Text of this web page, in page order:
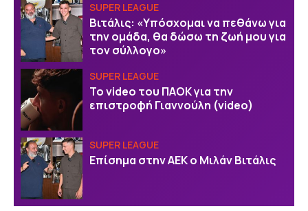
SUPER LEAGUE
Βιτάλις: «Υπόσχομαι να πεθάνω για
την ομάδα, θα δώσω τη ζωή μου για
τον σύλλογο»
SUPER LEAGUE
Το video του ΠΑΟΚ για την
επιστροφή Γιαννούλη (video)
SUPER LEAGUE
Επίσημα στην ΑΕΚ ο Μιλάν Βιτάλις